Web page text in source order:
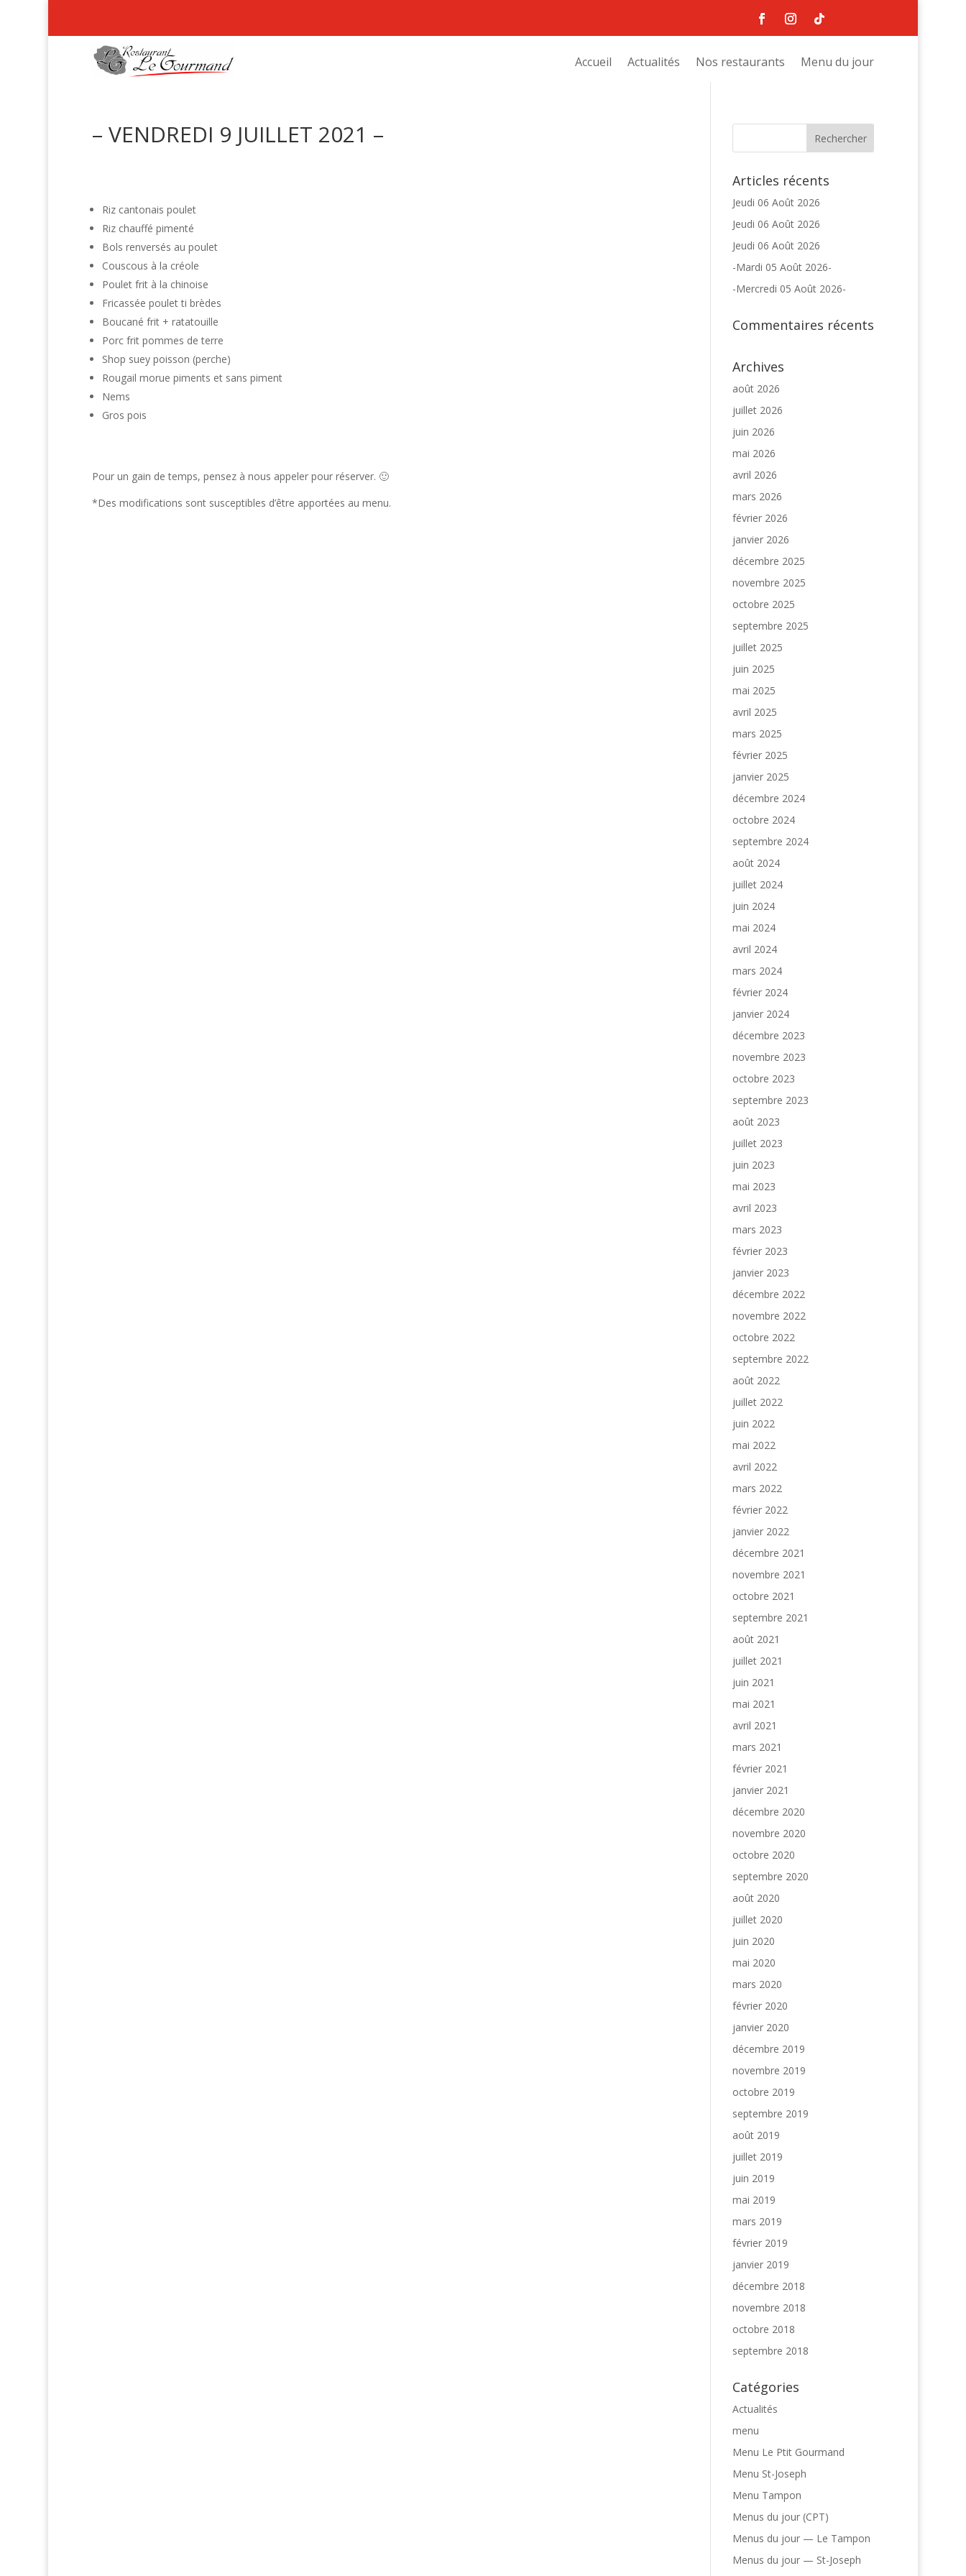
Accueil Actualités Nos restaurants Menu du jour
– VENDREDI 9 JUILLET 2021 –
Riz cantonais poulet
Riz chauffé pimenté
Bols renversés au poulet
Couscous à la créole
Poulet frit à la chinoise
Fricassée poulet ti brèdes
Boucané frit + ratatouille
Porc frit pommes de terre
Shop suey poisson (perche)
Rougail morue piments et sans piment
Nems
Gros pois
Pour un gain de temps, pensez à nous appeler pour réserver. 🙂
*Des modifications sont susceptibles d’être apportées au menu.
Articles récents
Jeudi 06 Août 2026
Jeudi 06 Août 2026
Jeudi 06 Août 2026
-Mardi 05 Août 2026-
-Mercredi 05 Août 2026-
Commentaires récents
Archives
août 2026
juillet 2026
juin 2026
mai 2026
avril 2026
mars 2026
février 2026
janvier 2026
décembre 2025
novembre 2025
octobre 2025
septembre 2025
juillet 2025
juin 2025
mai 2025
avril 2025
mars 2025
février 2025
janvier 2025
décembre 2024
octobre 2024
septembre 2024
août 2024
juillet 2024
juin 2024
mai 2024
avril 2024
mars 2024
février 2024
janvier 2024
décembre 2023
novembre 2023
octobre 2023
septembre 2023
août 2023
juillet 2023
juin 2023
mai 2023
avril 2023
mars 2023
février 2023
janvier 2023
décembre 2022
novembre 2022
octobre 2022
septembre 2022
août 2022
juillet 2022
juin 2022
mai 2022
avril 2022
mars 2022
février 2022
janvier 2022
décembre 2021
novembre 2021
octobre 2021
septembre 2021
août 2021
juillet 2021
juin 2021
mai 2021
avril 2021
mars 2021
février 2021
janvier 2021
décembre 2020
novembre 2020
octobre 2020
septembre 2020
août 2020
juillet 2020
juin 2020
mai 2020
mars 2020
février 2020
janvier 2020
décembre 2019
novembre 2019
octobre 2019
septembre 2019
août 2019
juillet 2019
juin 2019
mai 2019
mars 2019
février 2019
janvier 2019
décembre 2018
novembre 2018
octobre 2018
septembre 2018
Catégories
Actualités
menu
Menu Le Ptit Gourmand
Menu St-Joseph
Menu Tampon
Menus du jour (CPT)
Menus du jour — Le Tampon
Menus du jour — St-Joseph